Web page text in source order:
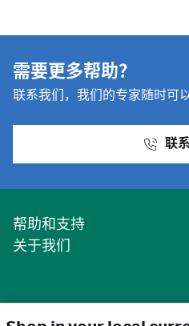
需要更多帮助？
联系我们，我们的专家随时可
联
帮助和支持
关于我们